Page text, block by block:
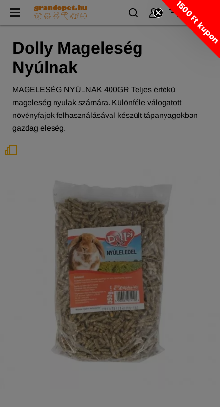
Dolly Mageleség
Nyúlnak
MAGELESÉG NYÚLNAK 400GR Teljes értékű
mageleség nyulak számára. Különféle válogatott
növényfajok felhasználásával készült tápanyagokban
gazdag eleség.
1500 Ft